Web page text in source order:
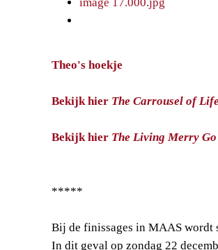
Theo's hoekje
Bekijk hier The Carrousel of
Bekijk hier The Living Merry
*****
Bij de finissages in MAAS wordt
In dit geval op zondag 22